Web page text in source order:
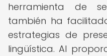
herramienta de
también ha
estrategias de
lingüística. Al